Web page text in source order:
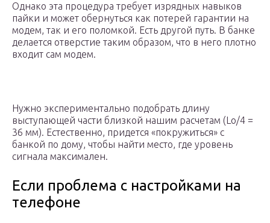
Однако эта процедура требует изрядных навыков
пайки и может обернуться как потерей гарантии на
модем, так и его поломкой. Есть другой путь. В банке
делается отверстие таким образом, что в него плотно
входит сам модем.
Нужно экспериментально подобрать длину
выступающей части близкой нашим расчетам (Lo/4 =
36 мм). Естественно, придется «покружиться» с
банкой по дому, чтобы найти место, где уровень
сигнала максимален.
Если проблема с настройками на
телефоне